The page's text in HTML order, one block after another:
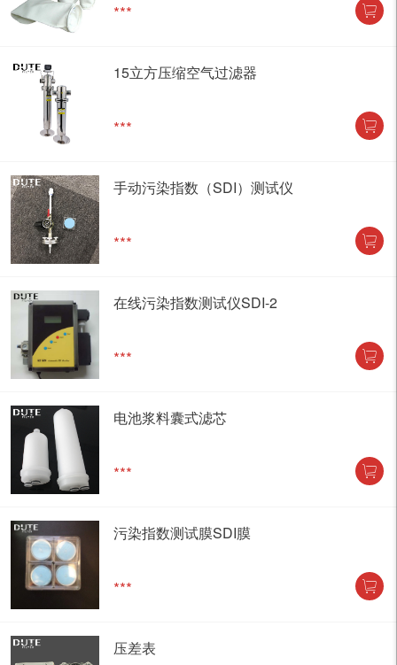
***
15立方压缩空气过滤器
***
手动污染指数（SDI）测试仪
***
在线污染指数测试仪SDI-2
***
电池浆料囊式滤芯
***
污染指数测试膜SDI膜
***
压差表